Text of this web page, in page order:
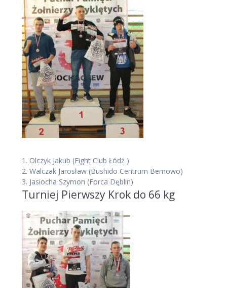
1. Olczyk Jakub (Fight Club Łódź )
2. Walczak Jarosław (Bushido Centrum Bemowo)
3. Jasiocha Szymon (Forca Dęblin)
Turniej Pierwszy Krok do 66 kg